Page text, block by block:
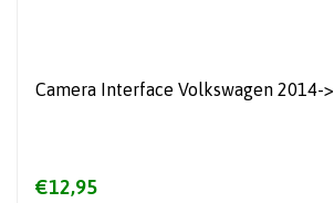
Camera Interface Volkswagen 2014->
€12,95